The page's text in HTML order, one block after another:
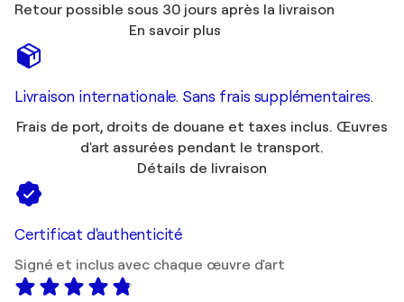
Retour possible sous 30 jours après la livraison
En savoir plus
Livraison internationale. Sans frais supplémentaires.
Frais de port, droits de douane et taxes inclus. Œuvres
d'art assurées pendant le transport.
Détails de livraison
Certificat d'authenticité
Signé et inclus avec chaque œuvre d'art